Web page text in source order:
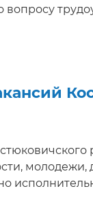
вопросу